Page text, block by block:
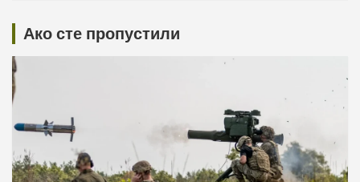
Ако сте пропустили